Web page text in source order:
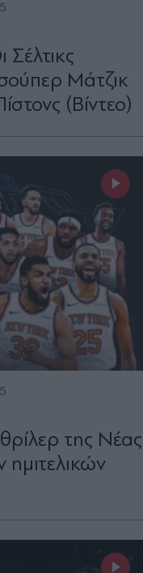
Μάτζικ
(Βίντεο)
της Νέας